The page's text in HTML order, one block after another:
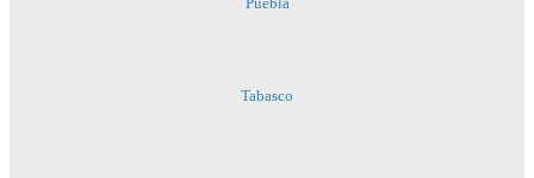
Tabasco